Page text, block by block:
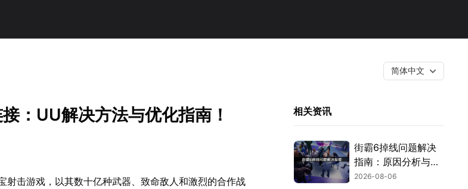
简体中文
：UU解决方法与优化指南！
射击游戏，以其数十亿种武器、致命敌人和激烈的合作战
相关资讯
街霸6掉线问题解决
指南：原因分析与网
络优化技巧！
2026-08-06